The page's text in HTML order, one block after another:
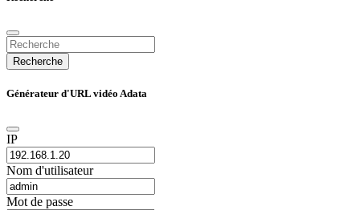
Recherche
Générateur d'URL vidéo Adata
IP
Nom d'utilisateur
Mot de passe